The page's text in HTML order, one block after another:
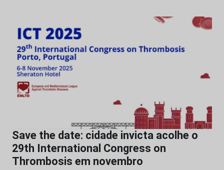
Save the date: cidade invicta acolhe o
29th International Congress on
Thrombosis em novembro